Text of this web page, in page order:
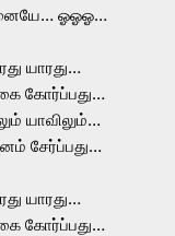
ஓஓஓ…
யாரது…
கோர்ப்பது…
யாவிலும்…
சேர்ப்பது…
யாரது…
கோர்ப்பது…